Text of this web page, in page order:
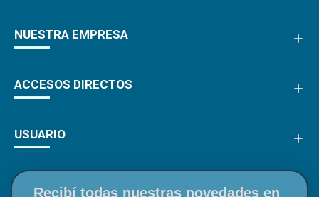
NUESTRA EMPRESA
ACCESOS DIRECTOS
USUARIO
Recibí todas nuestras novedades en